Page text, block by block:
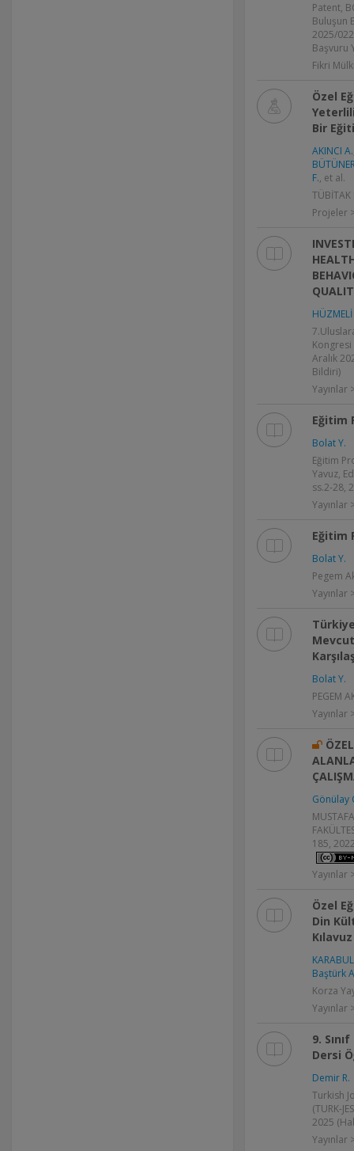
Patent,
Buluşun
2025/
Başvuru
Fikri
Özel
Bir
AKINCI A.
F., et al.
Projeler
Kongresi
Aralık
Bildiri)
Yayınlar
Eğitim
Bolat Y.
Eğitim
Yavuz,
ss.2-28,
Yayınlar
Eğitim
Bolat Y.
Pegem
Yayınlar
Bolat Y.
PEGEM
Yayınlar
Gönülay
185,
Yayınlar
Özel
Din
Baştürk
Korza
Yayınlar
9.
Dersi
Demir R.
Turkish
(TURK-
2025
Yayınlar